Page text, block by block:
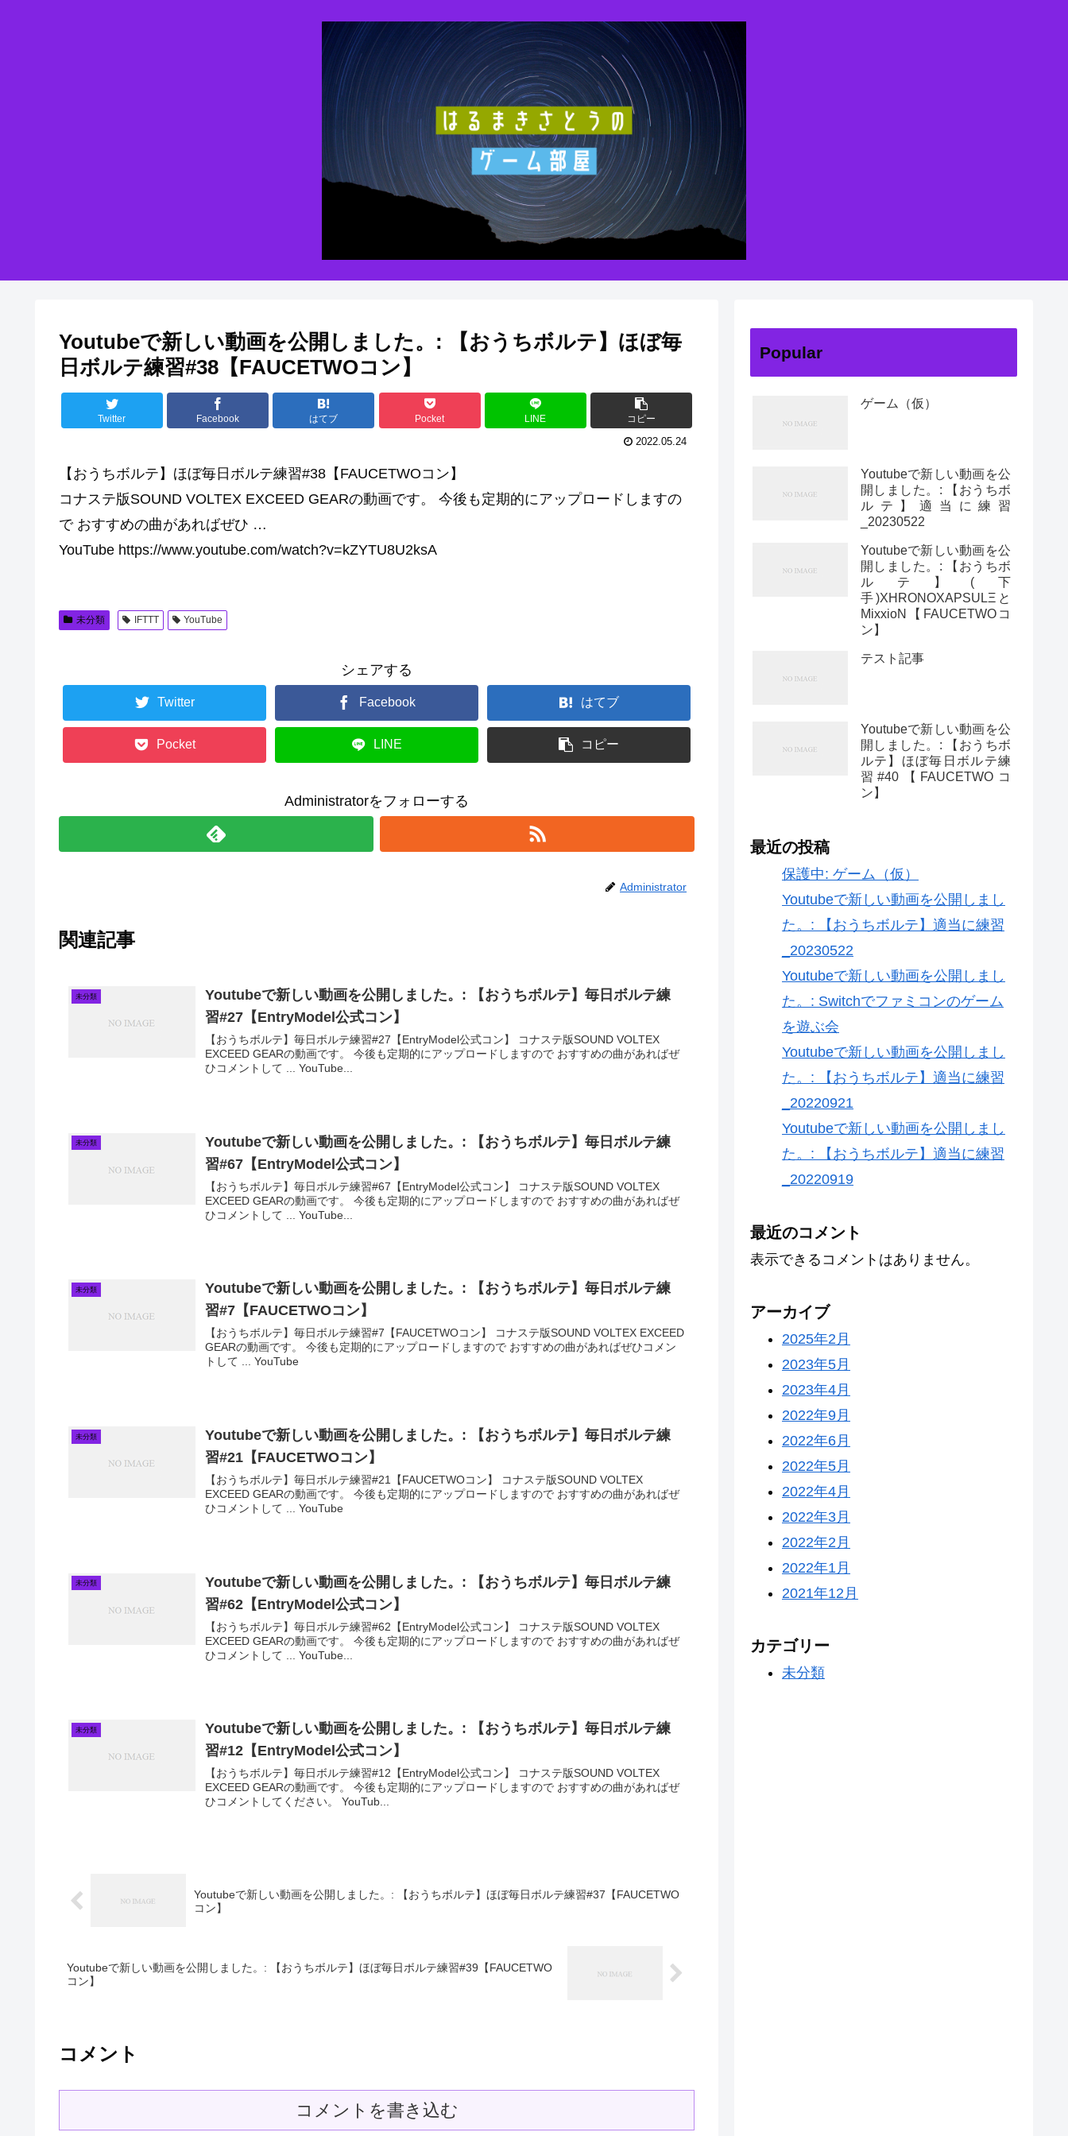
Youtubeで新しい動画を公開しました。: 【おうちボルテ】ほぼ毎
日ボルテ練習#38【FAUCETWOコン】
Twitter Facebook はてブ Pocket LINE コピー
2022.05.24
【おうちボルテ】ほぼ毎日ボルテ練習#38【FAUCETWOコン】
コナステ版SOUND VOLTEX EXCEED GEARの動画です。 今後も定期的にアップロードしますの
で おすすめの曲があればぜひ …
YouTube https://www.youtube.com/watch?v=kZYTU8U2ksA
未分類 IFTTT YouTube
シェアする
Twitter Facebook はてブ
Pocket LINE コピー
Administratorをフォローする
Administrator
関連記事
未分類
Youtubeで新しい動画を公開しました。: 【おうちボルテ】毎日ボルテ練
習#27【EntryModel公式コン】
【おうちボルテ】毎日ボルテ練習#27【EntryModel公式コン】 コナステ版SOUND VOLTEX
EXCEED GEARの動画です。 今後も定期的にアップロードしますので おすすめの曲があればぜ
ひコメントして ... YouTube...
未分類
Youtubeで新しい動画を公開しました。: 【おうちボルテ】毎日ボルテ練
習#67【EntryModel公式コン】
【おうちボルテ】毎日ボルテ練習#67【EntryModel公式コン】 コナステ版SOUND VOLTEX
EXCEED GEARの動画です。 今後も定期的にアップロードしますので おすすめの曲があればぜ
ひコメントして ... YouTube...
未分類
Youtubeで新しい動画を公開しました。: 【おうちボルテ】毎日ボルテ練
習#7【FAUCETWOコン】
【おうちボルテ】毎日ボルテ練習#7【FAUCETWOコン】 コナステ版SOUND VOLTEX EXCEED
GEARの動画です。 今後も定期的にアップロードしますので おすすめの曲があればぜひコメン
トして ... YouTube
未分類
Youtubeで新しい動画を公開しました。: 【おうちボルテ】毎日ボルテ練
習#21【FAUCETWOコン】
【おうちボルテ】毎日ボルテ練習#21【FAUCETWOコン】 コナステ版SOUND VOLTEX
EXCEED GEARの動画です。 今後も定期的にアップロードしますので おすすめの曲があればぜ
ひコメントして ... YouTube
未分類
Youtubeで新しい動画を公開しました。: 【おうちボルテ】毎日ボルテ練
習#62【EntryModel公式コン】
【おうちボルテ】毎日ボルテ練習#62【EntryModel公式コン】 コナステ版SOUND VOLTEX
EXCEED GEARの動画です。 今後も定期的にアップロードしますので おすすめの曲があればぜ
ひコメントして ... YouTube...
未分類
Youtubeで新しい動画を公開しました。: 【おうちボルテ】毎日ボルテ練
習#12【EntryModel公式コン】
【おうちボルテ】毎日ボルテ練習#12【EntryModel公式コン】 コナステ版SOUND VOLTEX
EXCEED GEARの動画です。 今後も定期的にアップロードしますので おすすめの曲があればぜ
ひコメントしてください。 YouTub...
Youtubeで新しい動画を公開しました。: 【おうちボルテ】ほぼ毎日ボルテ練習#37【FAUCETWO
コン】
Youtubeで新しい動画を公開しました。: 【おうちボルテ】ほぼ毎日ボルテ練習#39【FAUCETWO
コン】
コメント
コメントを書き込む
Popular
ゲーム（仮）
Youtubeで新しい動画を公
開しました。: 【おうちボ
ルテ】適当に練習
_20230522
Youtubeで新しい動画を公
開しました。: 【おうちボ
ルテ】(下
手)XHRONOXAPSULΞと
MixxioN【FAUCETWOコ
ン】
テスト記事
Youtubeで新しい動画を公
開しました。: 【おうちボ
ルテ】ほぼ毎日ボルテ練
習#40【FAUCETWOコ
ン】
最近の投稿
保護中: ゲーム（仮）
Youtubeで新しい動画を公開しまし
た。: 【おうちボルテ】適当に練習
_20230522
Youtubeで新しい動画を公開しまし
た。: Switchでファミコンのゲーム
を遊ぶ会
Youtubeで新しい動画を公開しまし
た。: 【おうちボルテ】適当に練習
_20220921
Youtubeで新しい動画を公開しまし
た。: 【おうちボルテ】適当に練習
_20220919
最近のコメント
表示できるコメントはありません。
アーカイブ
2025年2月
2023年5月
2023年4月
2022年9月
2022年6月
2022年5月
2022年4月
2022年3月
2022年2月
2022年1月
2021年12月
カテゴリー
未分類